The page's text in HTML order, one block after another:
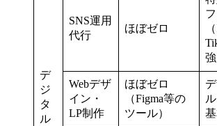
デ
ジ
タ
ル
SNS運用
代行
ほぼゼロ
Webデザ
イン・
LP制作
ほぼゼロ
（Figma等の
ツール）